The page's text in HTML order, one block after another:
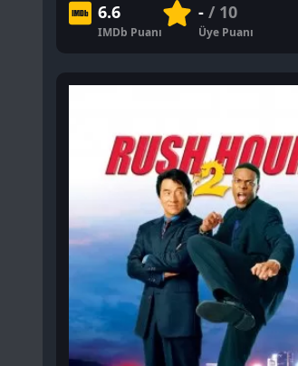
6.6
IMDb Puanı
-/ 10
Üye Puanı